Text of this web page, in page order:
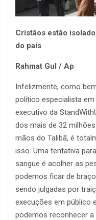
Cristãos estão
do país
Rahmat Gul / Ap
Infelizmente, como
político especialista
executivo da
dos mais de 32
mãos do Talibã, é
isso. Uma tentativa
sangue é acolher as
podemos ficar de
sendo julgadas por
execuções em público
podemos reconhecer a